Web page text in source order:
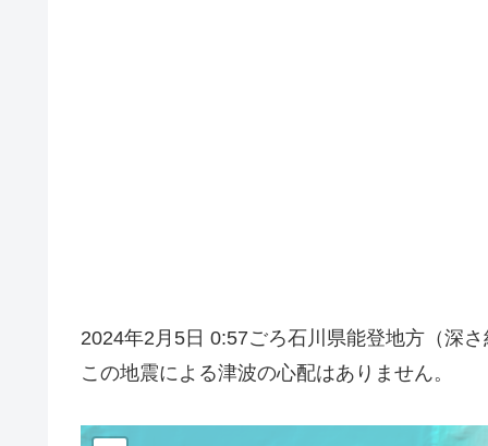
2024年2月5日 0:57ごろ石川県能登地方（深
この地震による津波の心配はありません。